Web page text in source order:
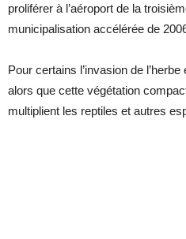
proliférer à l’aéroport de la
municipalisation accélérée de
Pour certains l’invasion de
alors que cette végétation
multiplient les reptiles et autres